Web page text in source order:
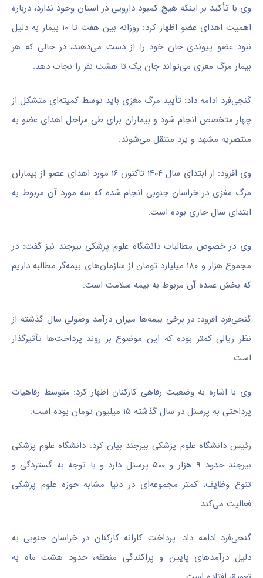
وی با تأکید بر اینکه هیچ کمبود دارویی در استان وجود ندارد، درباره
اهمیت اهدای عضو اظهار کرد: روزانه بین هفت تا ۱۰ بیمار به دلیل
نبود عضو پیوندی جان خود را از دست می‌دهند، در حالی که هر
بیمار مرگ مغزی می‌تواند جان یک تا هشت نفر را نجات دهد.
گنجی‌فرد ادامه داد: تأیید مرگ مغزی باید توسط کمیته‌ای متشکل از
چهار متخصص انجام شود و بیماران برای طی مراحل اهدای عضو به
منتصریه مشهد و یزد منتقل می‌شوند.
وی افزود: از ابتدای سال ۱۴۰۴ تاکنون ۱۶ مورد اهدای عضو از بیماران
مرگ مغزی در خراسان جنوبی انجام شده که سه مورد آن مربوط به
ابتدای سال جاری بوده است.
وی در خصوص مطالبات دانشگاه علوم پزشکی بیرجند نیز گفت: در
مجموع هزار و ۱۸۰ میلیارد تومان از سازمان‌های بیمه‌گر مطالبه داریم
که بخش عمده آن مربوط به بیمه سلامت است.
گنجی‌فرد افزود: در برخی بیمه‌ها میزان درآمد وصولی سال گذشته از
نظر ریالی کمتر بوده که این موضوع بر روند پرداخت‌ها تأثیرگذار
است.
وی با اشاره به وضعیت رفاهی کارکنان اظهار کرد: متوسط رفاهیات
پرداختی به پرسنل در سال گذشته ۱۵ میلیون تومان بوده است.
رئیس دانشگاه علوم پزشکی بیرجند بیان کرد: دانشگاه علوم پزشکی
بیرجند حدود ۹ هزار و ۵۰۰ پرسنل دارد و با توجه به گستردگی و
تنوع وظایف، کمتر مجموعه‌ای در دنیا مشابه حوزه علوم پزشکی
فعالیت می‌کند.
گنجی‌فرد ادامه داد: پرداخت کارانه کارکنان در خراسان جنوبی به
دلیل درآمدهای پایین و پراکندگی منطقه، حدود هشت ماه به